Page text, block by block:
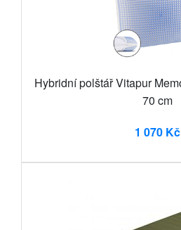
Hybridní polštář Vitapur
70 cm
1 070 Kč